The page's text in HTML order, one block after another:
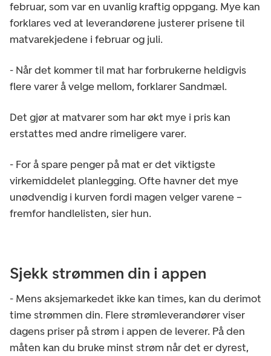
februar, som var en uvanlig kraftig oppgang. Mye kan
forklares ved at leverandørene justerer prisene til
matvarekjedene i februar og juli.
- Når det kommer til mat har forbrukerne heldigvis
flere varer å velge mellom, forklarer Sandmæl.
Det gjør at matvarer som har økt mye i pris kan
erstattes med andre rimeligere varer.
- For å spare penger på mat er det viktigste
virkemiddelet planlegging. Ofte havner det mye
unødvendig i kurven fordi magen velger varene –
fremfor handlelisten, sier hun.
Sjekk strømmen din i appen
- Mens aksjemarkedet ikke kan times, kan du derimot
time strømmen din. Flere strømleverandører viser
dagens priser på strøm i appen de leverer. På den
måten kan du bruke minst strøm når det er dyrest,